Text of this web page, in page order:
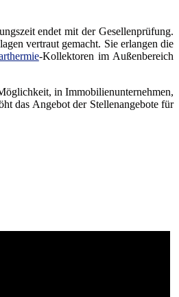
endet mit der Gesellenprüfung.
vertraut gemacht. Sie erlangen die
-Kollektoren im Außenbereich
in Immobilienunternehmen,
das Angebot der Stellenangebote für